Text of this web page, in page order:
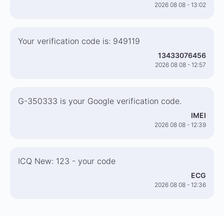
2026 08 08 - 13:02
Your verification code is: 949119
13433076456
2026 08 08 - 12:57
G-350333 is your Google verification code.
IMEI
2026 08 08 - 12:39
ICQ New: 123 - your code
ECG
2026 08 08 - 12:36